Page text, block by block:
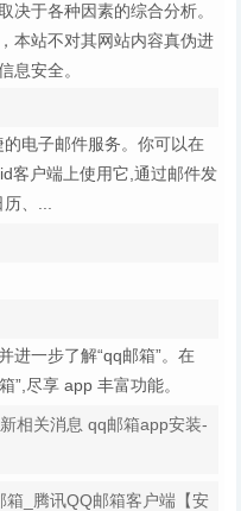
决于各种因素的综合分析。
本站不对其网站内容真伪进
息安全。
电子邮件服务。你可以在
客户端上使用它,通过邮件发
、...
进一步了解“qq邮箱”。在
”,尽享 app 丰富功能。
相关消息 qq邮箱app安装-
_腾讯QQ邮箱客户端【安